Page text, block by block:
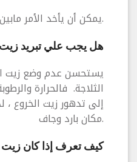
يمكن أن يأخد الأمر مابين شهر لثلاثة أشهر.
هل يجب علي تبريد
يستحسن عدم وضع زيت
الثلاجة. فالحرارة
إلى تدهور زيت الخروع
مكان بارد وجاف.
كيف تعرف إذا كان زيت